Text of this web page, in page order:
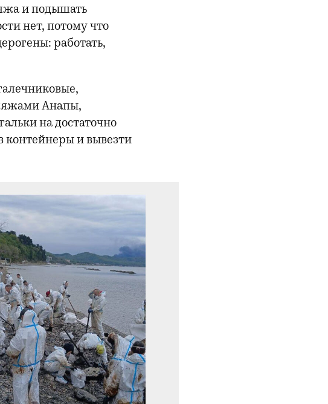
и подышать
нет, потому что
работать,
Анапы,
на достаточно
контейнеры и вывезти